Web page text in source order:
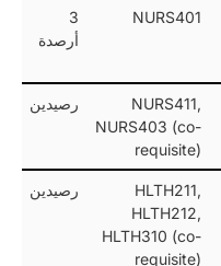
NURS401
3
أرصدة
NURS411,
NURS403 (co-
requisite)
رصيدين
HLTH211,
HLTH212,
HLTH310 (co-
requisite)
رصيدين